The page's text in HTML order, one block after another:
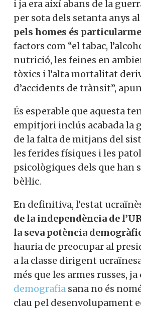
i ja era així abans de la
per sota dels setanta anys al
pels homes és
factors com “el tabac,
nutrició, les feines en
tòxics i l’alta mortalitat
d’accidents de trànsit”,
És esperable que aquesta
empitjori inclús acabada la
de la falta de mitjans del
les ferides físiques i les
psicològiques dels que han
bèl·lic.
En definitiva, l’estat
de la independència de
la seva potència
hauria de preocupar al
a la classe dirigent
més que les armes russes,
demografia sana no és
clau pel desenvolupament